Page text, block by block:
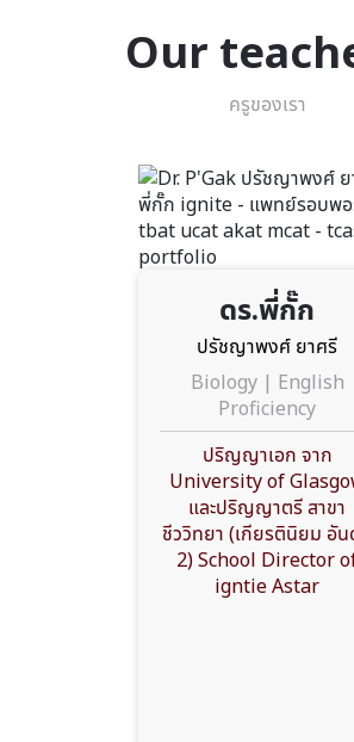
Our
ครูของเรา
ดร.พี่กั๊ก
ปรัชญาพงศ์ ยาศรี
Biology | English
Proficiency
ปริญญาเอก จาก
University of
และปริญญาตรี สาขา
ชีววิทยา (เกียรตินิยม อั
2) School Director
igntie Astar